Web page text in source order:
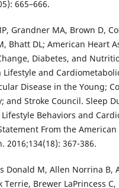
665–666.
Grandner MA, Brown D,
Bhatt DL; American Heart
Diabetes, and
Lifestyle and
Disease in the Young;
and Stroke Council. Sleep
Behaviors and
From the
2016;134(18): 367-386.
Donald M, Allen Norrina B,
Terrie, Brewer LaPrincess C,